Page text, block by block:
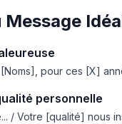
pour ces [X]
personnelle
/ Votre [qualité] nous